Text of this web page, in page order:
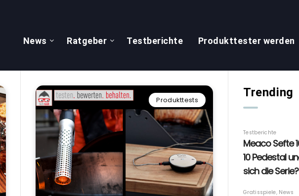
News Ratgeber Testberichte Produkttester werden
Produkttests
Trending